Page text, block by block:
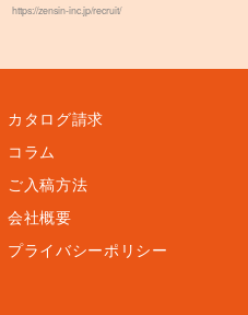
https://zensin-inc.jp/recruit/
カタログ請求
コラム
ご入稿方法
会社概要
プライバシーポリシー